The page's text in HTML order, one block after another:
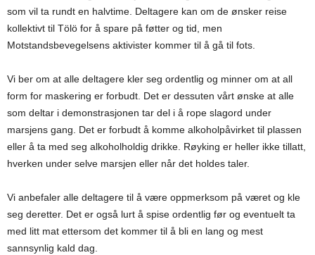
som vil ta rundt en halvtime. Deltagere kan om de ønsker reise
kollektivt til Tölö for å spare på føtter og tid, men
Motstandsbevegelsens aktivister kommer til å gå til fots.
Vi ber om at alle deltagere kler seg ordentlig og minner om at all
form for maskering er forbudt. Det er dessuten vårt ønske at alle
som deltar i demonstrasjonen tar del i å rope slagord under
marsjens gang. Det er forbudt å komme alkoholpåvirket til plassen
eller å ta med seg alkoholholdig drikke. Røyking er heller ikke tillatt,
hverken under selve marsjen eller når det holdes taler.
Vi anbefaler alle deltagere til å være oppmerksom på været og kle
seg deretter. Det er også lurt å spise ordentlig før og eventuelt ta
med litt mat ettersom det kommer til å bli en lang og mest
sannsynlig kald dag.